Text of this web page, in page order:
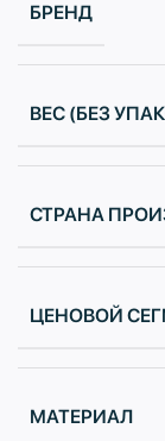
БРЕНД
ВЕС (БЕЗ
СТРАНА
ЦЕНОВОЙ
МАТЕРИАЛ